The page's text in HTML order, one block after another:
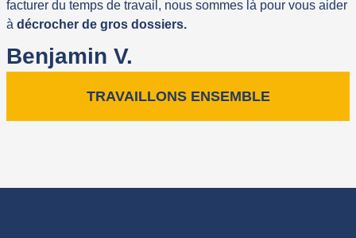
facturer du temps de travail, nous sommes là pour vous aider
à décrocher de gros dossiers.
Benjamin V.
TRAVAILLONS ENSEMBLE